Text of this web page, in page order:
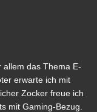
allem das Thema E-
erwarte ich mit
Zocker freue ich
mit Gaming-Bezug.